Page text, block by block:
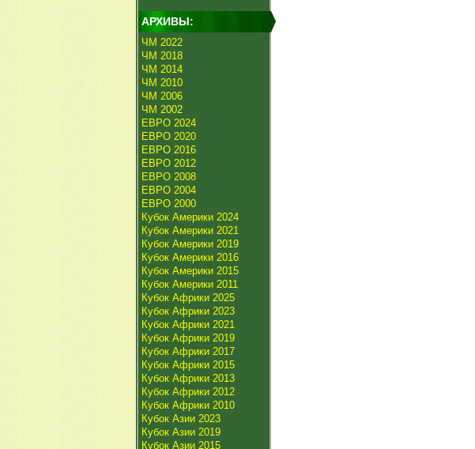
АРХИВЫ:
ЧМ 2022
ЧМ 2018
ЧМ 2014
ЧМ 2010
ЧМ 2006
ЧМ 2002
ЕВРО 2024
ЕВРО 2020
ЕВРО 2016
ЕВРО 2012
ЕВРО 2008
ЕВРО 2004
ЕВРО 2000
Кубок Америки 2024
Кубок Америки 2021
Кубок Америки 2019
Кубок Америки 2016
Кубок Америки 2015
Кубок Америки 2011
Кубок Африки 2025
Кубок Африки 2023
Кубок Африки 2021
Кубок Африки 2019
Кубок Африки 2017
Кубок Африки 2015
Кубок Африки 2013
Кубок Африки 2012
Кубок Африки 2010
Кубок Азии 2023
Кубок Азии 2019
Кубок Азии 2015